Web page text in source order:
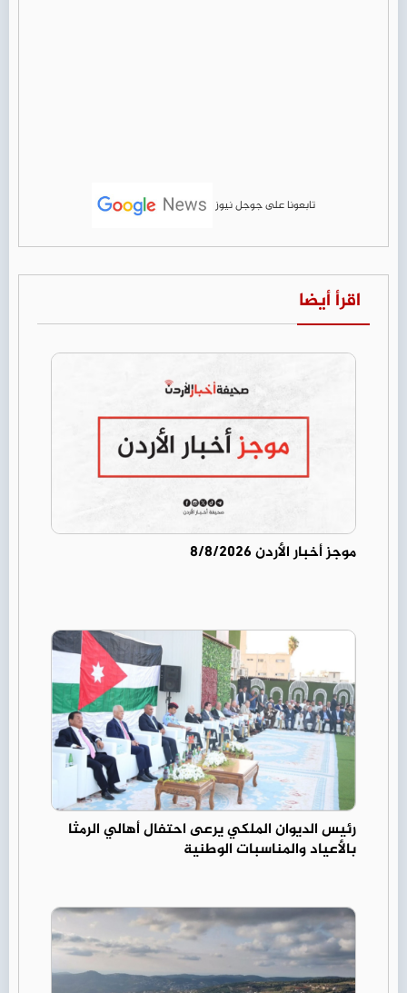
تابعونا على جوجل نيوز
اقرأ أيضا
موجز أخبار الأردن 8/8/2026
رئيس الديوان الملكي يرعى احتفال أهالي الرمثا
بالأعياد والمناسبات الوطنية